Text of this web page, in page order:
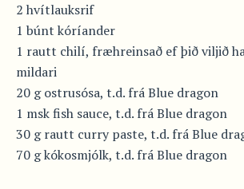
2 hvítlauksrif
1 búnt kóríander
1 rautt chilí, fræhreinsað ef þið viljið
mildari
20 g ostrusósa, t.d. frá Blue dragon
1 msk fish sauce, t.d. frá Blue dragon
30 g rautt curry paste, t.d. frá Blue
70 g kókosmjólk, t.d. frá Blue dragon